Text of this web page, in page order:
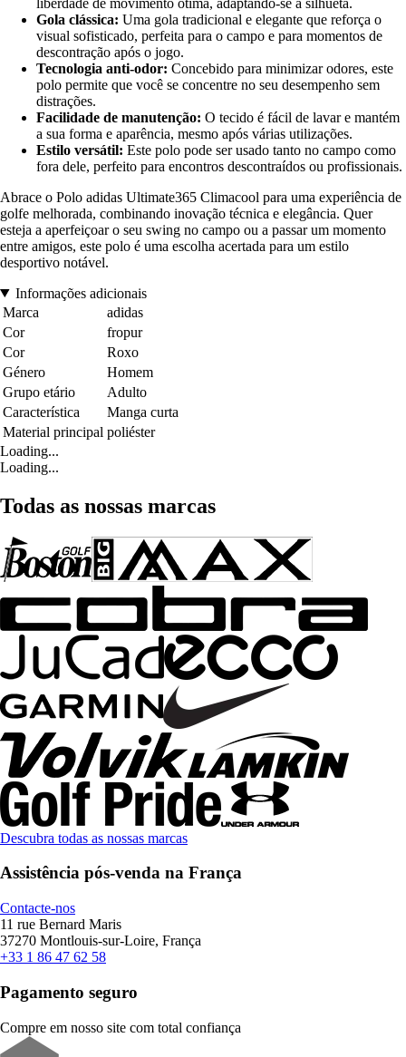
Gola clássica: Uma gola tradicional e elegante que reforça o
visual sofisticado, perfeita para o campo e para momentos de
descontração após o jogo.
Tecnologia anti-odor: Concebido para minimizar odores, este
polo permite que você se concentre no seu desempenho sem
distrações.
Facilidade de manutenção: O tecido é fácil de lavar e mantém
a sua forma e aparência, mesmo após várias utilizações.
Estilo versátil: Este polo pode ser usado tanto no campo como
fora dele, perfeito para encontros descontraídos ou profissionais.
Abrace o Polo adidas Ultimate365 Climacool para uma experiência de
golfe melhorada, combinando inovação técnica e elegância. Quer
esteja a aperfeiçoar o seu swing no campo ou a passar um momento
entre amigos, este polo é uma escolha acertada para um estilo
desportivo notável.
Informações adicionais
Marca
adidas
Cor
fropur
Cor
Roxo
Género
Homem
Grupo etário
Adulto
Característica
Manga curta
Material principal poliéster
Loading...
Loading...
Todas as nossas marcas
Descubra todas as nossas marcas
Assistência pós-venda na França
Contacte-nos
11 rue Bernard Maris
37270 Montlouis-sur-Loire, França
+33 1 86 47 62 58
Pagamento seguro
Compre em nosso site com total confiança